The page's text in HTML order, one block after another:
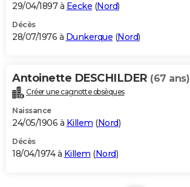
29/04/1897 à Eecke (Nord)
Décès
28/07/1976 à Dunkerque (Nord)
Antoinette DESCHILDER (67 ans)
Créer une cagnotte obsèques
Naissance
24/05/1906 à Killem (Nord)
Décès
18/04/1974 à Killem (Nord)